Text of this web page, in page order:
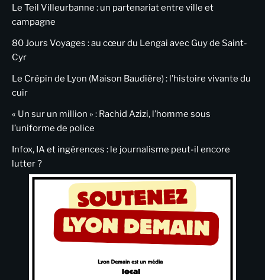
Le Teil Villeurbanne : un partenariat entre ville et
campagne
80 Jours Voyages : au cœur du Lengai avec Guy de Saint-
Cyr
Le Crépin de Lyon (Maison Baudière) : l’histoire vivante du
cuir
« Un sur un million » : Rachid Azizi, l’homme sous
l’uniforme de police
Infox, IA et ingérences : le journalisme peut-il encore
lutter ?